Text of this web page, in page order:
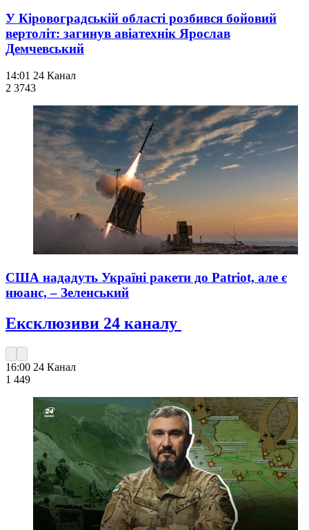
У Кіровоградській області розбився бойовий
вертоліт: загинув авіатехнік Ярослав
Демчевський
14:01 24 Канал
2 3743
США нададуть Україні ракети до Patriot, але є
нюанс, – Зеленський
Ексклюзиви 24 каналу
16:00 24 Канал
1 449